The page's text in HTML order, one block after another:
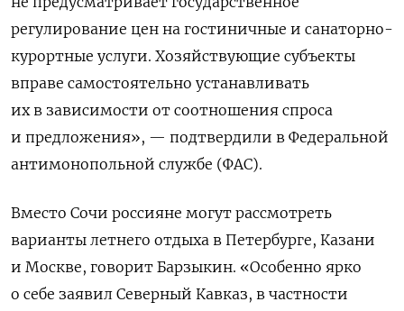
регулирование цен на гостиничные и санаторно-
курортные услуги. Хозяйствующие субъекты
вправе самостоятельно устанавливать
их в зависимости от соотношения спроса
и предложения», — подтвердили в Федеральной
антимонопольной службе (ФАС).
Вместо Сочи россияне могут рассмотреть
варианты летнего отдыха в Петербурге, Казани
и Москве, говорит Барзыкин. «Особенно ярко
о себе заявил Северный Кавказ, в частности